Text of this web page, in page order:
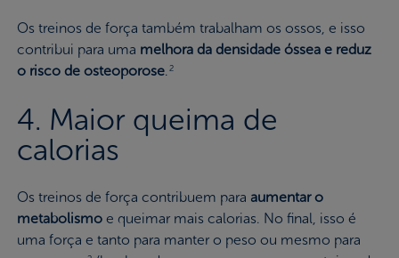
Os treinos de força também trabalham os ossos, e isso
contribui para uma melhora da densidade óssea e reduz
o risco de osteoporose. 2
4. Maior queima de
calorias
Os treinos de força contribuem para aumentar o
metabolismoe queimar mais calorias. No final, isso é
uma força e tanto para manter o peso ou mesmo para